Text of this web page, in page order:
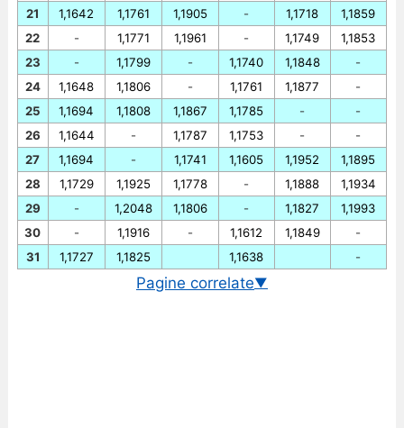
21
22
23
24
25
26
27
28
29
30
31
1,1642
-
-
1,1648
1,1694
1,1644
1,1694
1,1729
-
-
1,1727
1,1761
1,1771
1,1799
1,1806
1,1808
-
-
1,1925
1,2048
1,1916
1,1825
1,1905
1,1961
-
-
1,1867
1,1787
1,1741
1,1778
1,1806
-
-
-
1,1740
1,1761
1,1785
1,1753
1,1605
-
-
1,1612
1,1638
1,1718
1,1749
1,1848
1,1877
-
-
1,1952
1,1888
1,1827
1,1849
1,1859
1,1853
-
-
-
-
1,1895
1,1934
1,1993
-
-
Pagine correlate▼